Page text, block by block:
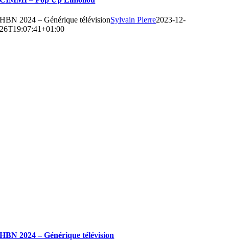
HBN 2024 – Générique télévisionSylvain Pierre2023-12-
26T19:07:41+01:00
HBN 2024 – Générique télévision